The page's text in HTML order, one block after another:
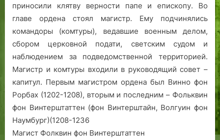
приносили клятву верности папе и епископу. Во
главе ордена стоял магистр. Ему подчинялись
командоры (комтуры), ведавшие военным делом,
сбором церковной подати, светским судом и
наблюдением за подведомственной территорией.
Магистр и комтуры входили в руководящий совет –
капитул. Первым магистром ордена был Винно фон
Рорбах (1202-1208), вторым и последним – Фольквин
фон Винтерштаттен (фон Винтерштайн, Волгуин фон
Наумбург)(1208-1236
Магист Фолквин фон Винтерштаттен